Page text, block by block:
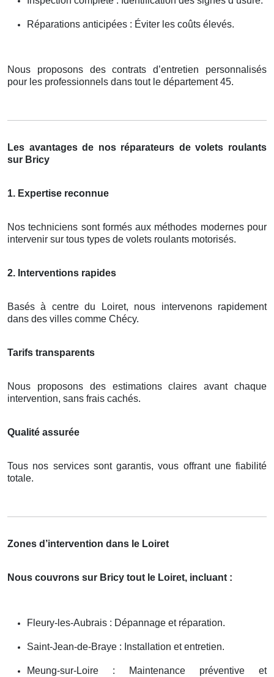
Réparations anticipées : Éviter les coûts élevés.
Nous proposons des contrats d’entretien personnalisés
pour les professionnels dans tout le département 45.
Les avantages de nos réparateurs de volets roulants
sur Bricy
1. Expertise reconnue
Nos techniciens sont formés aux méthodes modernes pour
intervenir sur tous types de volets roulants motorisés.
2. Interventions rapides
Basés à centre du Loiret, nous intervenons rapidement
dans des villes comme Chécy.
Tarifs transparents
Nous proposons des estimations claires avant chaque
intervention, sans frais cachés.
Qualité assurée
Tous nos services sont garantis, vous offrant une fiabilité
totale.
Zones d’intervention dans le Loiret
Nous couvrons sur Bricy tout le Loiret, incluant :
Fleury-les-Aubrais : Dépannage et réparation.
Saint-Jean-de-Braye : Installation et entretien.
Meung-sur-Loire : Maintenance préventive et